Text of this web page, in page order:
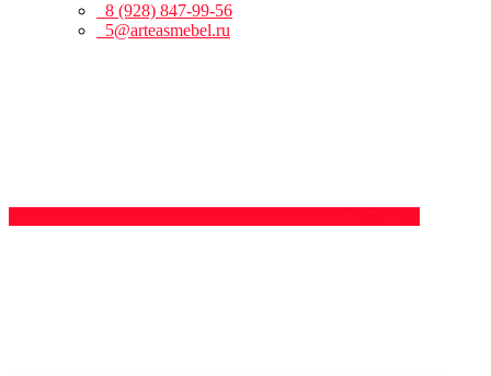
8 (928) 847-99-56
5@arteasmebel.ru